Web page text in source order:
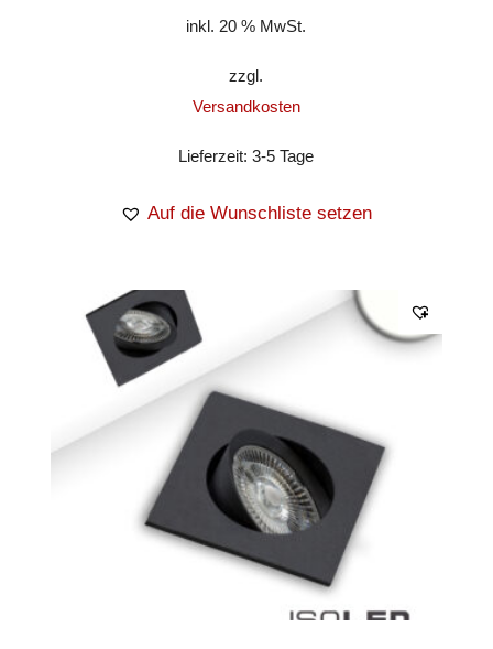
inkl. 20 % MwSt.
zzgl.
Versandkosten
Lieferzeit:3-5 Tage
Auf die Wunschliste setzen